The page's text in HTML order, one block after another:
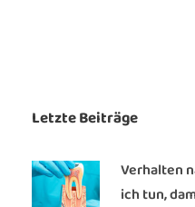
Letzte Beiträge
Verhalten
ich tun,